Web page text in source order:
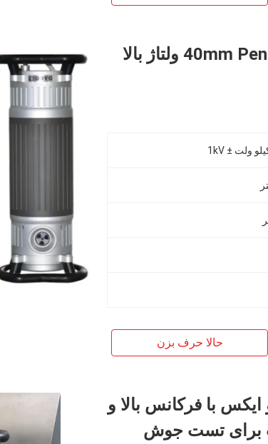
40mm Penetration 600W 200KV ولتاژ بالا
حالا حرف بزن
با فرکانس بالا و